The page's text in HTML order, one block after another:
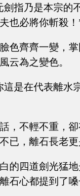
劍指乃是本宗的
也必將你斬殺
色齊齊一變，
云為之變色。
這是在代表離水
，不輕不重，
已，離石長老
的四道劍光猛
石心都提到了